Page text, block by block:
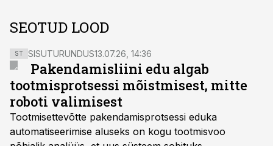
SEOTUD LOOD
ST SISUTURUNDUS13.07.26, 14:36
Pakendamisliini edu algab
tootmisprotsessi mõistmisest, mitte
roboti valimisest
Tootmisettevõtte pakendamisprotsessi eduka
automatiseerimise aluseks on kogu tootmisvoo